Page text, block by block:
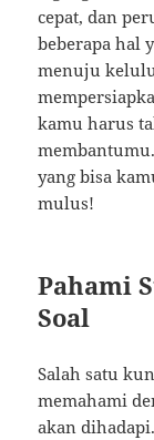
cepat, dan
beberapa hal
menuju
kamu harus
yang bisa
mulus!
Pahami
Soal
Salah satu
memahami
akan